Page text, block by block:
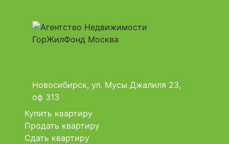
Новосибирск, ул. Мусы Джалиля 23,
оф 313
Купить квартиру
Продать квартиру
Сдать квартиру